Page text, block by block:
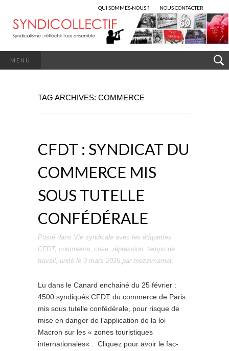
QUI SOMMES-NOUS ? NOUS CONTACTER
MENU
TAG ARCHIVES: COMMERCE
CFDT : SYNDICAT DU
COMMERCE MIS
SOUS TUTELLE
CONFÉDÉRALE
Posté dans Vie syndicale avec les étiquettes
CFDT, commerce, crise, répression, temps de
travail, unité le 3 mars 2015 par mezzimamet.
Lu dans le Canard enchainé du 25 février :
4500 syndiqués CFDT du commerce de Paris
mis sous tutelle confédérale, pour risque de
mise en danger de l’application de la loi
Macron sur les « zones touristiques
internationales« . Cliquez pour avoir le fac-